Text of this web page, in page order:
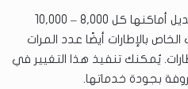
تنصح شركات تصنيع الإطارات بتبديل أماكنها كل 8,000 – 10,000
بالإطارات أيضًا عدد المرات
يُمكنك تنفيذ هذا التغيير في
بجودة خدماتها.